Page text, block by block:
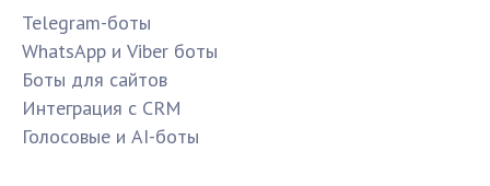
Telegram-боты
WhatsApp и Viber боты
Боты для сайтов
Интеграция с CRM
Голосовые и AI-боты